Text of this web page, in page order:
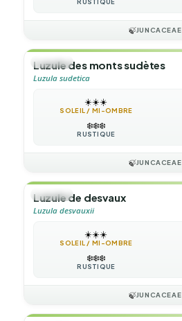
🍃JUNCACEAE
🌿HERBE
Luzule des monts sudètes
Luzula sudetica
☀️☀️☀️
SOLEIL / MI-OMBRE
❄️❄️❄️
RUSTIQUE
🍃JUNCACEAE
🌿HERBE
Luzule de desvaux
Luzula desvauxii
☀️☀️☀️
SOLEIL / MI-OMBRE
❄️❄️❄️
RUSTIQUE
🍃JUNCACEAE